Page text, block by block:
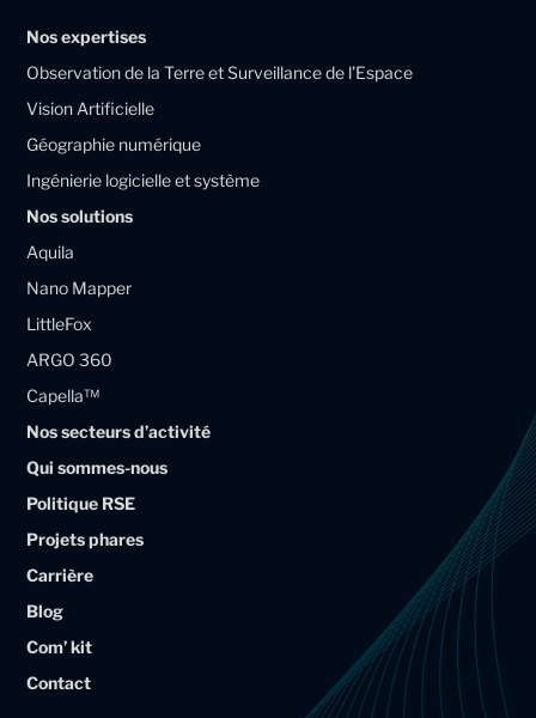
n
k
e
d
i
n
M
a
g
e
l
l
i
u
m
A
r
t
a
i
t
t
e
r
X
a
e
l
i
u
m
t
g
r
Nos expertises
Observation de la Terre et Surveillance de l’Espace
Vision Artificielle
Géographie numérique
Ingénierie logicielle et système
Nos solutions
Aquila
Nano Mapper
LittleFox
ARGO 360
Capella™
Nos secteurs d’activité
Qui sommes-nous
Politique RSE
Projets phares
Carrière
Blog
Com’ kit
Contact